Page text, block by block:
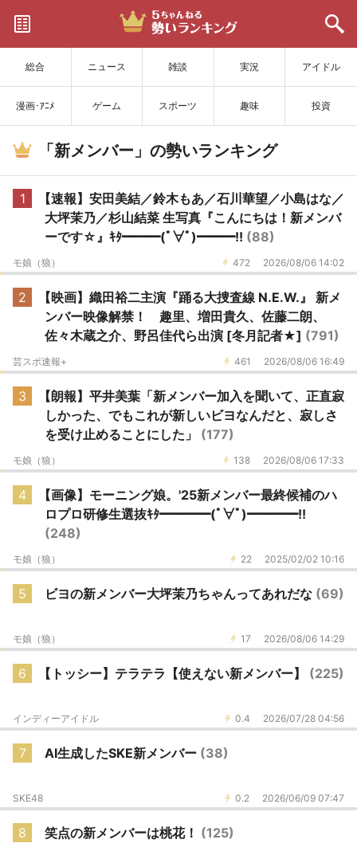
総合 ニュース 雑談 実況 アイドル
漫画･ｱﾆﾒ ゲーム スポーツ 趣味 投資
サイトを更新
「新メンバー」の勢いランキング
1
【速報】安田美結／鈴木もあ／石川華望／小島はな／
大坪茉乃／杉山結菜 生写真『こんにちは！新メンバ
ーです☆』ｷﾀ━━━(ﾟ∀ﾟ)━━━!! (88)
472 2026/08/06 14:02
モ娘（狼）
2
【映画】織田裕二主演『踊る大捜査線 N.E.W.』 新メ
ンバー映像解禁！ 趣里、増田貴久、佐藤二朗、
佐々木蔵之介、野呂佳代ら出演 [冬月記者★] (791)
461 2026/08/06 16:49
芸スポ速報+
3
【朗報】平井美葉「新メンバー加入を聞いて、正直寂
しかった、でもこれが新しいビヨなんだと、寂しさ
を受け止めることにした」 (177)
138 2026/08/06 17:33
モ娘（狼）
4
【画像】モーニング娘。'25新メンバー最終候補のハ
ロプロ研修生選抜ｷﾀ━━━━(ﾟ∀ﾟ)━━━━!!
(248)
22 2025/02/02 10:16
モ娘（狼）
5 ビヨの新メンバー大坪茉乃ちゃんってあれだな (69)
17 2026/08/06 14:29
モ娘（狼）
6 【トッシー】テラテラ【使えない新メンバー】 (225)
0.4 2026/07/28 04:56
インディーアイドル
7 AI生成したSKE新メンバー (38)
0.2 2026/06/09 07:47
SKE48
8 笑点の新メンバーは桃花！ (125)